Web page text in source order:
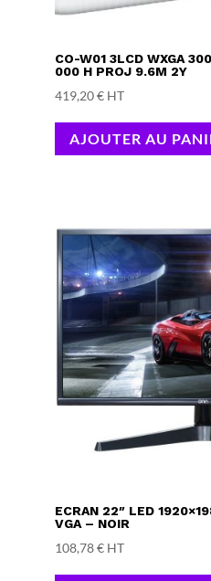
CO-W01 3LCD WXGA
000 H PROJ 9.6M 2Y
419,20€ HT
AJOUTER AU
ECRAN 22″ LED
VGA – NOIR
108,78€ HT